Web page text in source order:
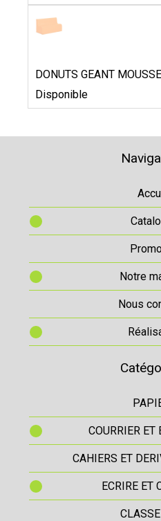
DONUTS GEANT
Disponible
Notre
Nous
COURRIER
CAHIERS ET
ECRIRE ET